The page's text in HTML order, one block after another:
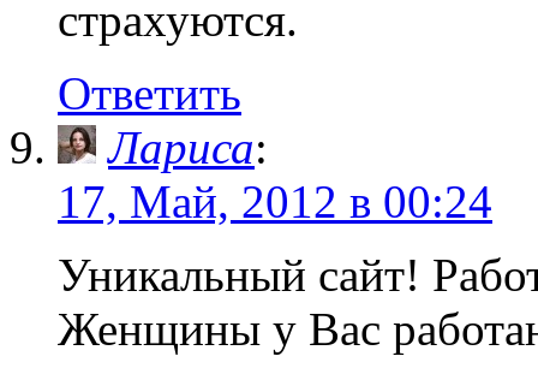
страхуются.
Ответить
Лариса:
17, Май, 2012 в 00:24
Уникальный сайт!
Женщины у Вас